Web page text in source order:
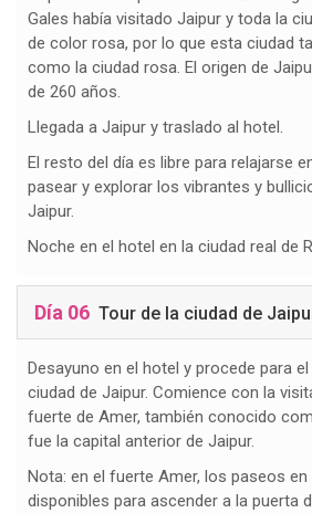
Gales había visitado Jaipur y toda la
de color rosa, por lo que esta ciudad
como la ciudad rosa. El origen de
de 260 años.
Llegada a Jaipur y traslado al hotel.
El resto del día es libre para relajarse
pasear y explorar los vibrantes y
Jaipur.
Noche en el hotel en la ciudad real de
Día 06 Tour de la ciudad de
Desayuno en el hotel y procede para
ciudad de Jaipur. Comience con la
fuerte de Amer, también conocido
fue la capital anterior de Jaipur.
Nota: en el fuerte Amer, los paseos
disponibles para ascender a la puerta